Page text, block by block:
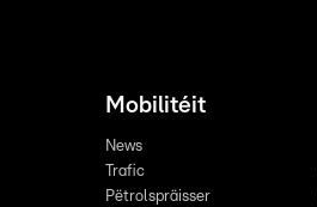
Mobilitéit
News
Trafic
Pëtrolspräisser